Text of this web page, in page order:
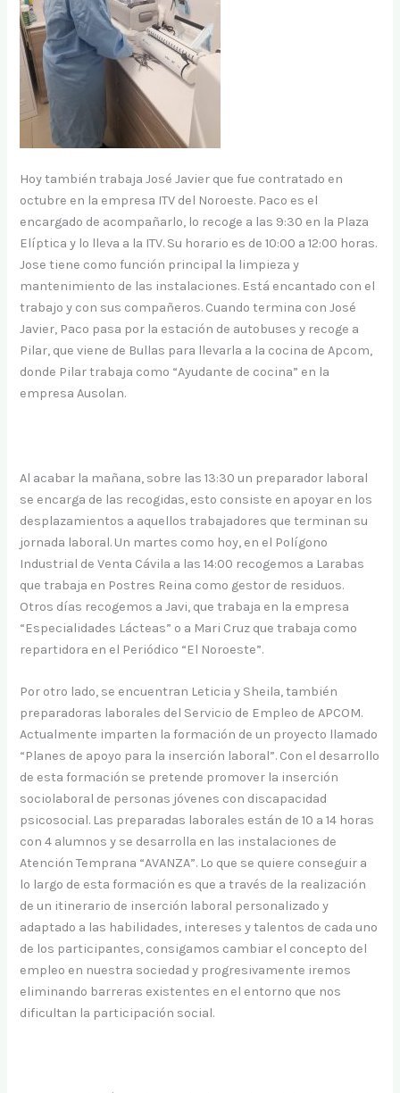
Hoy también trabaja José Javier que fue contratado en
octubre en la empresa ITV del Noroeste. Paco es el
encargado de acompañarlo, lo recoge a las 9:30 en la Plaza
Elíptica y lo lleva a la ITV. Su horario es de 10:00 a 12:00 horas.
Jose tiene como función principal la limpieza y
mantenimiento de las instalaciones. Está encantado con el
trabajo y con sus compañeros. Cuando termina con José
Javier, Paco pasa por la estación de autobuses y recoge a
Pilar, que viene de Bullas para llevarla a la cocina de Apcom,
donde Pilar trabaja como “Ayudante de cocina” en la
empresa Ausolan.
Al acabar la mañana, sobre las 13:30 un preparador laboral
se encarga de las recogidas, esto consiste en apoyar en los
desplazamientos a aquellos trabajadores que terminan su
jornada laboral. Un martes como hoy, en el Polígono
Industrial de Venta Cávila a las 14:00 recogemos a Larabas
que trabaja en Postres Reina como gestor de residuos.
Otros días recogemos a Javi, que trabaja en la empresa
“Especialidades Lácteas” o a Mari Cruz que trabaja como
repartidora en el Periódico “El Noroeste”.
Por otro lado, se encuentran Leticia y Sheila, también
preparadoras laborales del Servicio de Empleo de APCOM.
Actualmente imparten la formación de un proyecto llamado
“Planes de apoyo para la inserción laboral”. Con el desarrollo
de esta formación se pretende promover la inserción
sociolaboral de personas jóvenes con discapacidad
psicosocial. Las preparadas laborales están de 10 a 14 horas
con 4 alumnos y se desarrolla en las instalaciones de
Atención Temprana “AVANZA”. Lo que se quiere conseguir a
lo largo de esta formación es que a través de la realización
de un itinerario de inserción laboral personalizado y
adaptado a las habilidades, intereses y talentos de cada uno
de los participantes, consigamos cambiar el concepto del
empleo en nuestra sociedad y progresivamente iremos
eliminando barreras existentes en el entorno que nos
dificultan la participación social.